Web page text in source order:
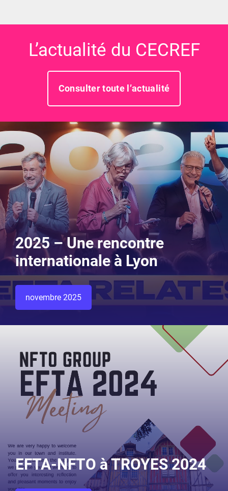
L’actualité du CECREF
Consulter toute l’actualité
2025 – Une rencontre
internationale à Lyon
novembre 2025
EFTA-NFTO à TROYES 2024